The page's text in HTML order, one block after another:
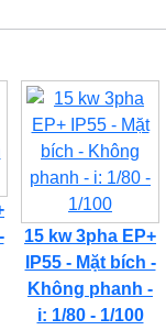
15 kw 3pha EP+
IP55 - Mặt bích -
Không phanh -
i: 1/80 - 1/100